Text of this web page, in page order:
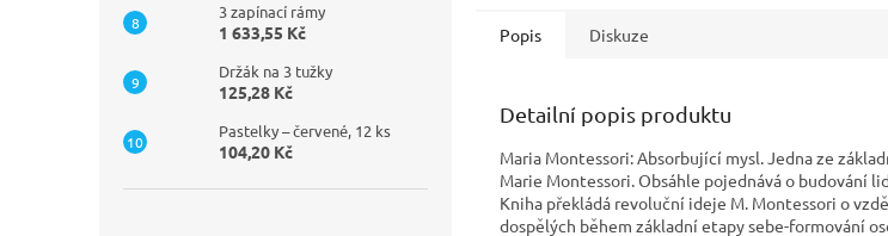
3 zapínací rámy
1 633,55 Kč
Držák na 3 tužky
125,28 Kč
Pastelky – červené, 12 ks
104,20 Kč
Popis Diskuze
Detailní popis produktu
Maria Montessori: Absorbující mysl. Jedna ze
Marie Montessori. Obsáhle pojednává o budování
Kniha překládá revoluční ideje M. Montessori o
dospělých během základní etapy sebe-formování